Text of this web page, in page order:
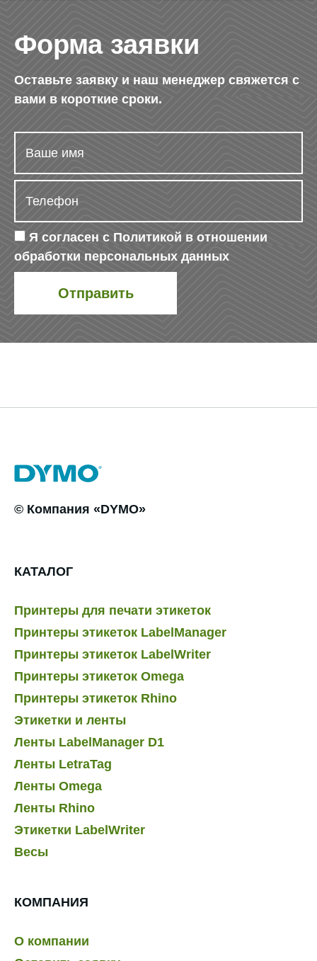
Форма заявки
Оставьте заявку и наш менеджер свяжется с
вами в короткие сроки.
Я согласен с Политикой в отношении
обработки персональных данных
© Компания «DYMO»
КАТАЛОГ
Принтеры для печати этикеток
Принтеры этикеток LabelManager
Принтеры этикеток LabelWriter
Принтеры этикеток Omega
Принтеры этикеток Rhino
Этикетки и ленты
Ленты LabelManager D1
Ленты LetraTag
Ленты Omega
Ленты Rhino
Этикетки LabelWriter
Весы
КОМПАНИЯ
О компании